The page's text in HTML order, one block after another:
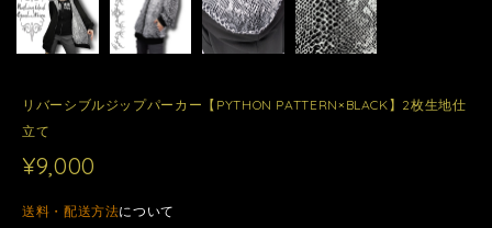
リバーシブルジップパーカー【PYTHON PATTERN×BLACK】2枚生地仕
立て
¥9,000
送料・配送方法について